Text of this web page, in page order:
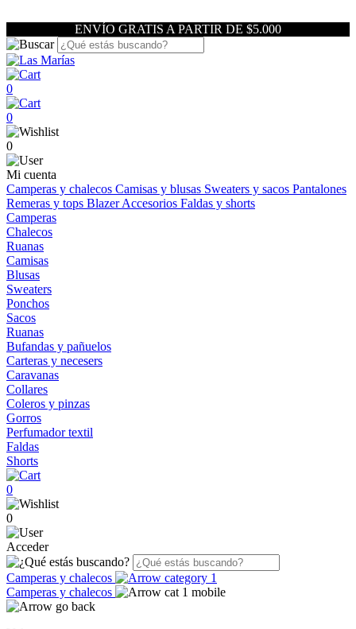
ENVÍO GRATIS A PARTIR DE $5.000
0
0
0
Mi cuenta
Camperas y chalecos Camisas y blusas Sweaters y sacos Pantalones
Remeras y tops BlazerAccesorios Faldas y shorts
Camperas
Chalecos
Ruanas
Camisas
Blusas
Sweaters
Ponchos
Sacos
Ruanas
Bufandas y pañuelos
Carteras y necesers
Caravanas
Collares
Coleros y pinzas
Gorros
Perfumador textil
Faldas
Shorts
0
0
Acceder
Camperas y chalecos
Camperas y chalecos